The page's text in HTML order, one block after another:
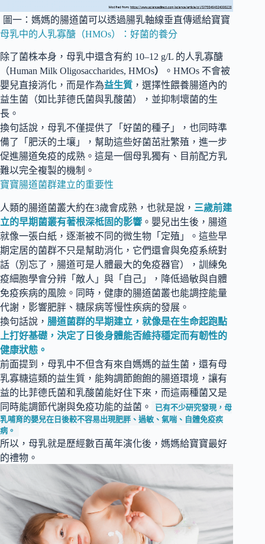
圖一：媽媽的腸道菌可以透過腸乳軸線垂直傳遞給寶寶
母乳中的人乳寡醣（HMOs）：好菌的養分
除了菌株本身，母乳中還含有約 10–12 g/L 的人乳寡醣
（Human Milk Oligosaccharides, HMOs）
。HMOs 不會被
嬰兒直接消化，而是作為益生質 ，選擇性餵養腸道內的
益生菌（如比菲德氏菌與乳酸菌），並抑制壞菌的生
長。
換句話說，母乳不僅提供了「好菌的種子」，也同時準
備了「肥沃的土壤」，幫助這些好菌茁壯繁殖，進一步
促進腸道免疫的成熟。這是一個母乳獨有、目前配方乳
難以完全複製的機制。
寶寶腸道菌群建立的重要性
人類的腸道菌叢大約在3歲會成熟，也就是說， 三歲前建
立的早期菌叢有著根深柢固的影響 。嬰兒出生後，腸道
就像一張白紙，逐漸被不同的微生物「定殖」。這些早
期定居的菌群不只是幫助消化，它們還會與免疫系統對
話（別忘了，腸道可是人體最大的免疫器官），訓練免
疫細胞學會分辨「敵人」與「自己」，降低過敏與自體
免疫疾病的風險。同時，健康的腸道菌叢也能調控能量
代謝，影響肥胖、糖尿病等慢性疾病的發展。
換句話說， 腸道菌群的早期建立，就像是在生命起跑點
上打好基礎，決定了日後身體能否維持穩定而有韌性的
健康狀態。
前面提到，母乳中不但含有來自媽媽的益生菌，還有母
乳寡糖這類的益生質，能夠調節飽飽的腸道環境，讓有
益的比菲德氏菌和乳酸菌能好住下來，而這兩種菌又是
同時能調節代謝與免疫功能的益菌。
已有不少研究發現，母
乳哺育的嬰兒在日後較不容易出現肥胖、過敏、氣喘、自體免疫疾
病。
所以，母乳就是歷經數百萬年演化後，媽媽給寶寶最好
的禮物。